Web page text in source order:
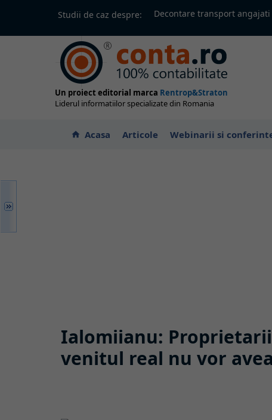
Studii de caz despre: Decontare transport angajati
Un proiect editorial marca Rentrop&Straton
Liderul informatiilor specializate din Romania
home Acasa Articole Webinarii si
Ialomiianu:
venitul real nu vor